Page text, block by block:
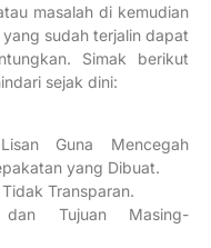
masalah di kemudian
sudah terjalin dapat
Simak berikut
sejak dini:
Guna Mencegah
yang Dibuat.
Transparan.
dan Tujuan Masing-